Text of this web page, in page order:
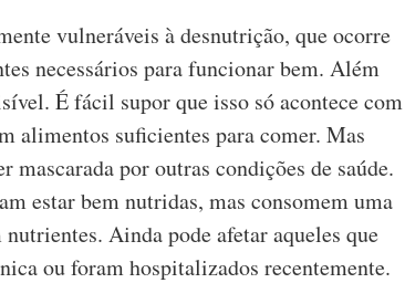
vulneráveis à desnutrição, que ocorre
necessários para funcionar bem. Além
É fácil supor que isso só acontece com
alimentos suficientes para comer. Mas
mascarada por outras condições de saúde.
estar bem nutridas, mas consomem uma
Ainda pode afetar aqueles que
ou foram hospitalizados recentemente.